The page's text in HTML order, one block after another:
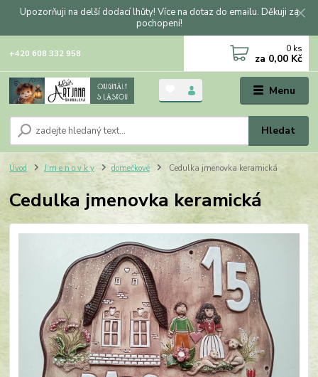
Upozorňuji na delší dodací lhůty! Více na dotaz do emailu. Děkuji za
pochopení!
Menu
Hledat
+420 608 332 958 0 ks
za 0,00 Kč
Úvod J m e n o v k y domečkové Cedulka jmenovka keramická
Cedulka jmenovka keramická